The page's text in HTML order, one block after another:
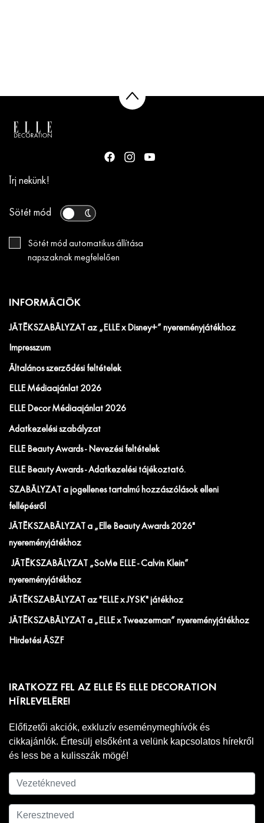
Írj nekünk!
Sötét mód
Sötét mód automatikus állítása
napszaknak megfelelően
INFORMÁCIÓK
JÁTÉKSZABÁLYZAT az „ELLE x Disney+” nyereményjátékhoz
Impresszum
Általános szerződési feltételek
ELLE Médiaajánlat 2026
ELLE Decor Médiaajánlat 2026
Adatkezelési szabályzat
ELLE Beauty Awards - Nevezési feltételek
ELLE Beauty Awards - Adatkezelési tájékoztató.
SZABÁLYZAT a jogellenes tartalmú hozzászólások elleni
fellépésről
JÁTÉKSZABÁLYZAT a „Elle Beauty Awards 2026"
nyereményjátékhoz
JÁTÉKSZABÁLYZAT „SoMe ELLE - Calvin Klein”
nyereményjátékhoz
JÁTÉKSZABÁLYZAT az "ELLE x JYSK" játékhoz
JÁTÉKSZABÁLYZAT a „ELLE x Tweezerman” nyereményjátékhoz
Hirdetési ÁSZF
IRATKOZZ FEL AZ ELLE ÉS ELLE DECORATION
HÍRLEVELÉRE!
Előfizetői akciók, exkluzív eseménymeghívók és
cikkajánlók. Értesülj elsőként a velünk kapcsolatos hírekről
és less be a kulisszák mögé!